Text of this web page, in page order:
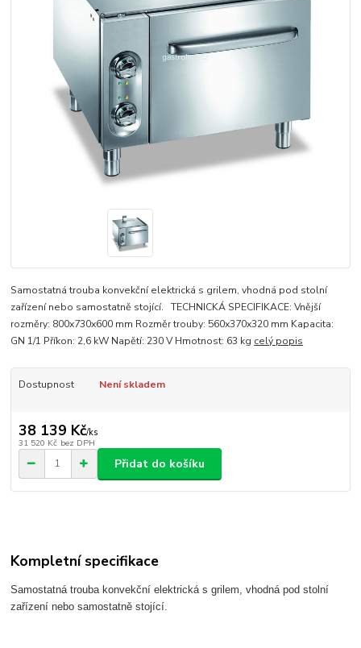
Samostatná trouba konvekční elektrická s grilem, vhodná pod stolní
zařízení nebo samostatně stojící. TECHNICKÁ SPECIFIKACE: Vnější
rozměry: 800x730x600 mm Rozměr trouby: 560x370x320 mm Kapacita:
GN 1/1 Příkon: 2,6 kW Napětí: 230 V Hmotnost: 63 kg celý popis
Dostupnost Není skladem
38 139 Kč/ks
31 520 Kč bez DPH
Přidat do košíku
Kompletní specifikace
Samostatná trouba konvekční elektrická s grilem, vhodná pod stolní
zařízení nebo samostatně stojící.